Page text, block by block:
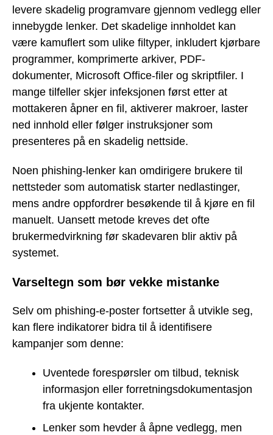
levere skadelig programvare gjennom vedlegg eller
innebygde lenker. Det skadelige innholdet kan
være kamuflert som ulike filtyper, inkludert kjørbare
programmer, komprimerte arkiver, PDF-
dokumenter, Microsoft Office-filer og skriptfiler. I
mange tilfeller skjer infeksjonen først etter at
mottakeren åpner en fil, aktiverer makroer, laster
ned innhold eller følger instruksjoner som
presenteres på en skadelig nettside.
Noen phishing-lenker kan omdirigere brukere til
nettsteder som automatisk starter nedlastinger,
mens andre oppfordrer besøkende til å kjøre en fil
manuelt. Uansett metode kreves det ofte
brukermedvirkning før skadevaren blir aktiv på
systemet.
Varseltegn som bør vekke mistanke
Selv om phishing-e-poster fortsetter å utvikle seg,
kan flere indikatorer bidra til å identifisere
kampanjer som denne:
Uventede forespørsler om tilbud, teknisk
informasjon eller forretningsdokumentasjon
fra ukjente kontakter.
Lenker som hevder å åpne vedlegg, men